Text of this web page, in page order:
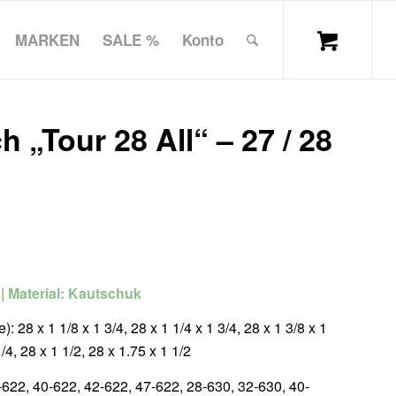
MARKEN SALE % Konto
„Tour 28 All“ – 27 / 28
Material: Kautschuk
28 x 1 1/8 x 1 3/4, 28 x 1 1/4 x 1 3/4, 28 x 1 3/8 x 1
28 x 1 1/2, 28 x 1.75 x 1 1/2
40-622, 42-622, 47-622, 28-630, 32-630, 40-